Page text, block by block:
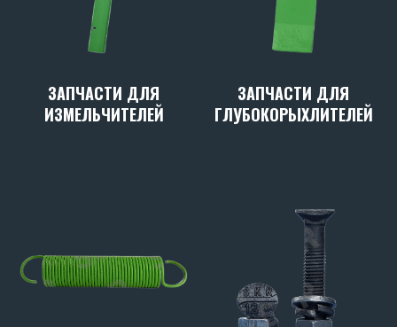
ЗАПЧАСТИ ДЛЯ
ИЗМЕЛЬЧИТЕЛЕЙ
ЗАПЧАСТИ ДЛЯ
ГЛУБОКОРЫХЛИТЕЛЕЙ